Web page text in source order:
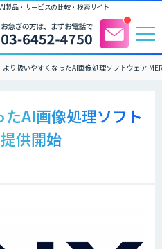
製品・サービスの比較・検索サイト
より扱いやすくなったAI画像処理ソフトウェア
AI画像処理ソフト
供開始